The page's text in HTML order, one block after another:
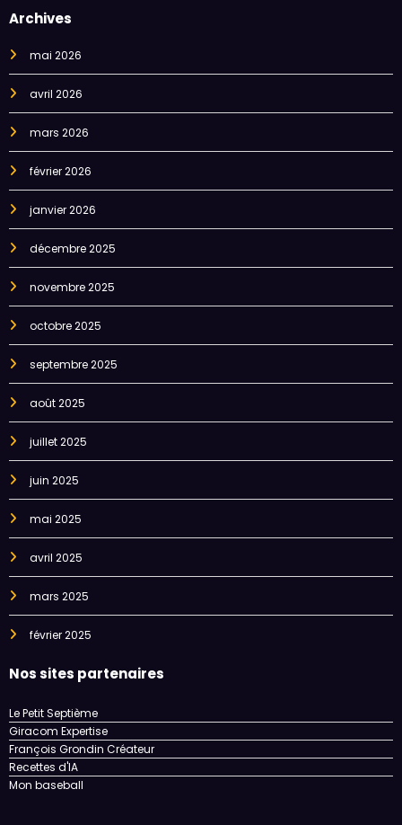
Archives
mai 2026
avril 2026
mars 2026
février 2026
janvier 2026
décembre 2025
novembre 2025
octobre 2025
septembre 2025
août 2025
juillet 2025
juin 2025
mai 2025
avril 2025
mars 2025
février 2025
Nos sites partenaires
Le Petit Septième
Giracom Expertise
François Grondin Créateur
Recettes d'IA
Mon baseball